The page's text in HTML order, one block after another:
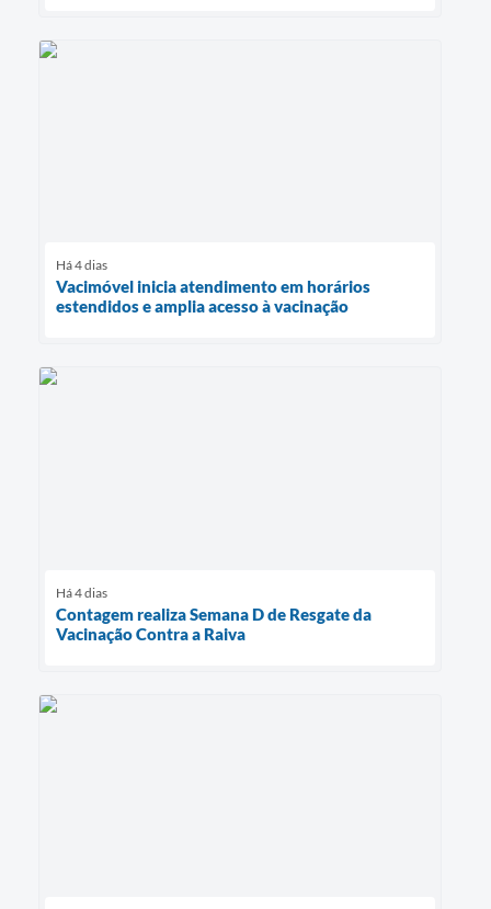
Há 4 dias
Vacimóvel inicia atendimento em horários
estendidos e amplia acesso à vacinação
Há 4 dias
Contagem realiza Semana D de Resgate da
Vacinação Contra a Raiva